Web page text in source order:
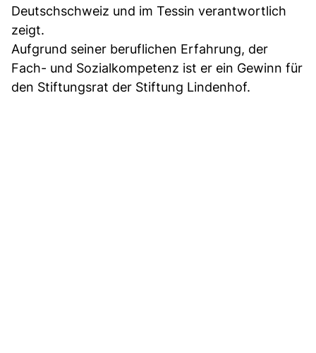
Deutschschweiz und im Tessin verantwortlich
zeigt.
Aufgrund seiner beruflichen Erfahrung, der
Fach- und Sozialkompetenz ist er ein Gewinn für
den Stiftungsrat der Stiftung Lindenhof.